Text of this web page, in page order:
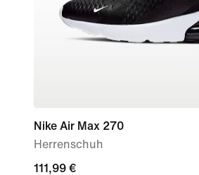
Nike Air Max 270
Herrenschuh
current
111,99 €